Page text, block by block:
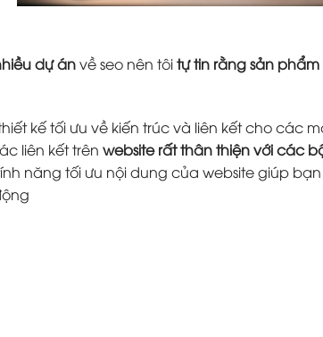
dự ánvề seo nên tôitự tin rằng sản
kế tối ưu về kiến trúc và liên kết cho các
liên kết trên website rất thân thiện với các
năng tối ưu nội dung của website giúp